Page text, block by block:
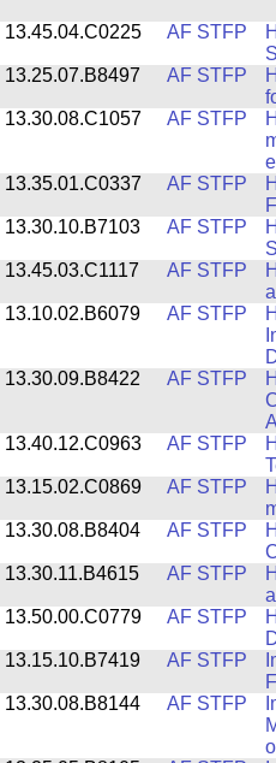
13.45.04.C0225 AF STFP
13.25.07.B8497
AF STFP
13.30.08.C1057
AF STFP
13.35.01.C0337
AF STFP
13.30.10.B7103
AF STFP
13.45.03.C1117
AF STFP
13.10.02.B6079
AF STFP
13.30.09.B8422
AF STFP
13.40.12.C0963
AF STFP
13.15.02.C0869
AF STFP
13.30.08.B8404
AF STFP
13.30.11.B4615
AF STFP
13.50.00.C0779
AF STFP
13.15.10.B7419
AF STFP
13.30.08.B8144
AF STFP